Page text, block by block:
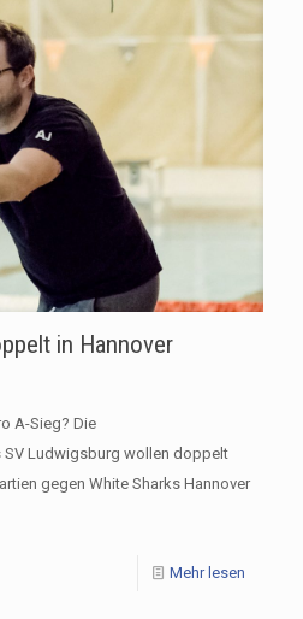
in Hannover
A-Sieg? Die
Ludwigsburg wollen doppelt
gegen White Sharks Hannover
Mehr lesen